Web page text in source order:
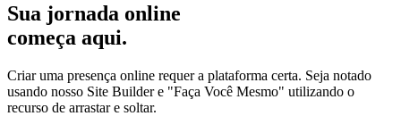
Sua jornada online
começa aqui.
Criar uma presença online requer a plataforma certa. Seja notado
usando nosso Site Builder e "Faça Você Mesmo" utilizando o
recurso de arrastar e soltar.